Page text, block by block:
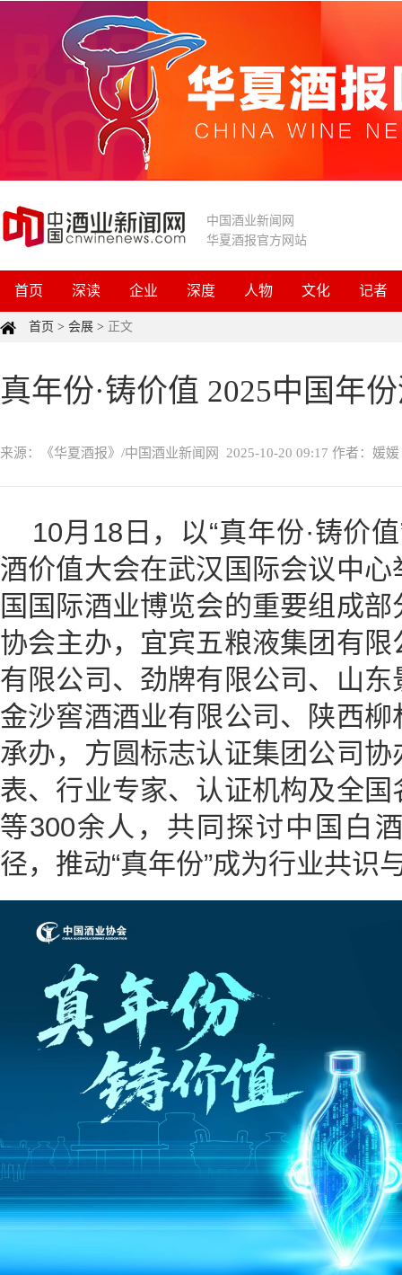
中国酒业新闻网
华夏酒报官方网站
首页 深读 企业 深度 人物 文化 记者
首页 > 会展 > 正文
真年份·铸价值 2025中国年
来源：《华夏酒报》/中国酒业新闻网 2025-10-20 09:17 作者：媛媛
10月18日，以“真年份·铸价
酒价值大会在武汉国际会议中
国国际酒业博览会的重要组成
协会主办，宜宾五粮液集团有
有限公司、劲牌有限公司、山
金沙窖酒酒业有限公司、陕西
承办，方圆标志认证集团公司
表、行业专家、认证机构及全
等300余人，共同探讨中国白
径，推动“真年份”成为行业共识